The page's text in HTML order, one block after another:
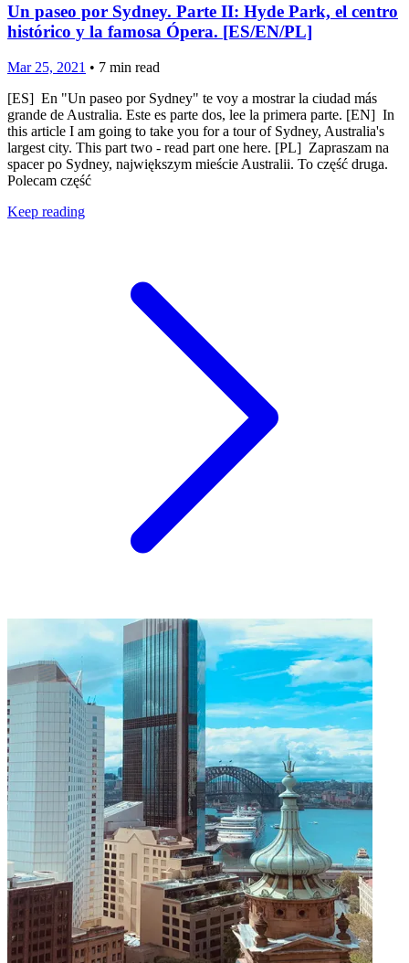
Un paseo por Sydney. Parte II: Hyde Park, el centro
histórico y la famosa Ópera. [ES/EN/PL]
Mar 25, 2021 • 7 min read
[ES] En "Un paseo por Sydney" te voy a mostrar la ciudad más
grande de Australia. Este es parte dos, lee la primera parte. [EN] In
this article I am going to take you for a tour of Sydney, Australia's
largest city. This part two - read part one here. [PL] Zapraszam na
spacer po Sydney, największym mieście Australii. To część druga.
Polecam część
Keep reading